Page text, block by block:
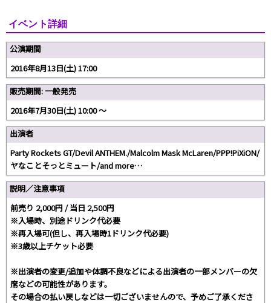
イベント詳細
公演期間
2016年8月13日(土) 17:00
販売期間: 一般発売
2016年7月30日(土) 10:00 ～
出演者
Party Rockets GT/Devil ANTHEM./Malcolm Mask McLaren/PPP!PiXiON/
ヤなことそっとミュート/and more…
説明／注意事項
前売り 2,000円 / 当日 2,500円
※入場時、別途ドリンク代必要
※再入場可(但し、再入場時1ドリンク代必要)
※3歳以上チケット必要
※出演者の変更/追加や体調不良などによる出演者の一部メンバーの欠
席などの可能性があります。
その場合の払い戻しなどは一切ございませんので、予めご了承くださ